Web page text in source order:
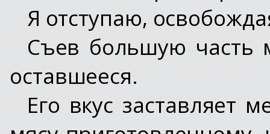
Я отступаю,
Съев большую часть
оставшееся.
Его вкус заставляет